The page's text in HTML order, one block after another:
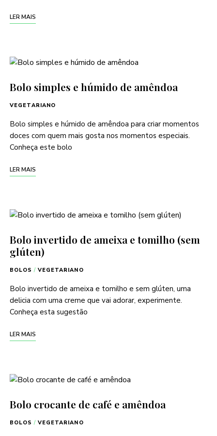
LER MAIS
Bolo simples e húmido de amêndoa
VEGETARIANO
Bolo simples e húmido de amêndoa para criar momentos
doces com quem mais gosta nos momentos especiais.
Conheça este bolo
LER MAIS
Bolo invertido de ameixa e tomilho (sem
glúten)
BOLOS / VEGETARIANO
Bolo invertido de ameixa e tomilho e sem glúten, uma
delicia com uma creme que vai adorar, experimente.
Conheça esta sugestão
LER MAIS
Bolo crocante de café e amêndoa
BOLOS / VEGETARIANO